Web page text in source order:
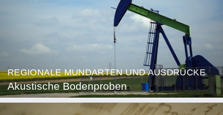
REGIONALE MUNDARTEN UND AUSDRÜCKE
Akustische Bodenproben